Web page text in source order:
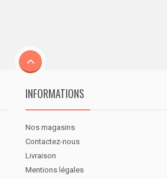
INFORMATIONS
Nos magasins
Contactez-nous
Livraison
Mentions légales